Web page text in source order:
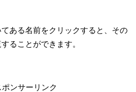
ある名前をクリックすると、その
ることができます。
ポンサーリンク